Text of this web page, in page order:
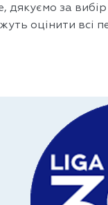
дякуємо за
оцінити всі